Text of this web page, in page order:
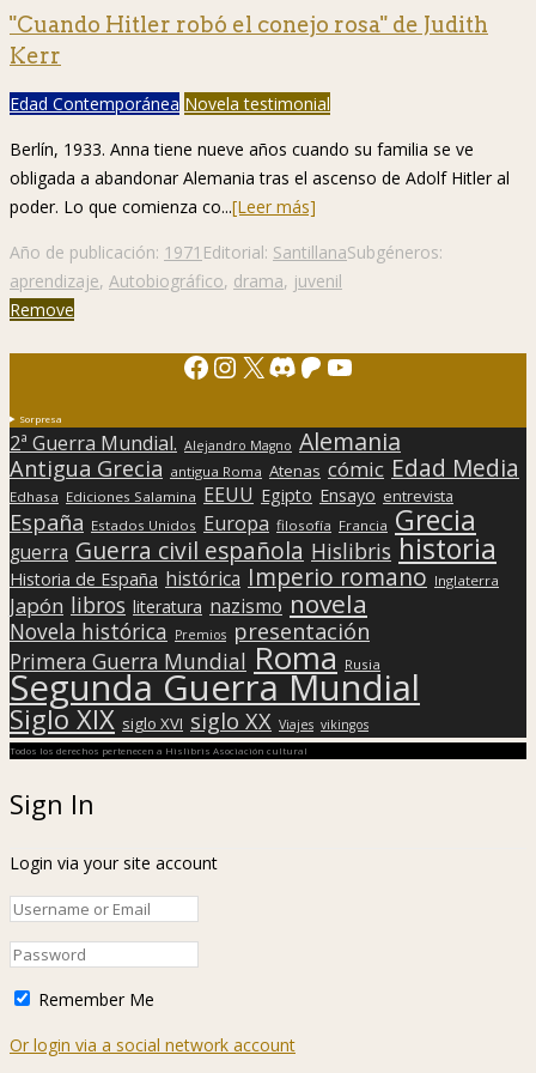
"Cuando Hitler robó el conejo rosa" de Judith
Kerr
Edad Contemporánea Novela testimonial
Berlín, 1933. Anna tiene nueve años cuando su familia se ve
obligada a abandonar Alemania tras el ascenso de Adolf Hitler al
poder. Lo que comienza co...[Leer más]
Año de publicación: 1971 Editorial: SantillanaSubgéneros:
aprendizaje, Autobiográfico, drama, juvenil
Remove
Facebook
Instagram
X Discord
Patreon
YouTube
Sorpresa
2ª Guerra Mundial. Alejandro Magno Alemania
Antigua Grecia antigua Roma Atenas cómic Edad Media
Edhasa Ediciones Salamina EEUU Egipto Ensayo entrevista
España Estados Unidos Europa filosofía Francia Grecia
guerra Guerra civil española Hislibris historia
Historia de España histórica Imperio romano Inglaterra
Japón libros literatura nazismo novela
Novela histórica Premios presentación
Primera Guerra Mundial Roma Rusia
Segunda Guerra Mundial
Siglo XIX siglo XVI siglo XX Viajes vikingos
Todos los derechos pertenecen a Hislibris Asociación cultural
Sign In
Login via your site account
Remember Me
Or login via a social network account